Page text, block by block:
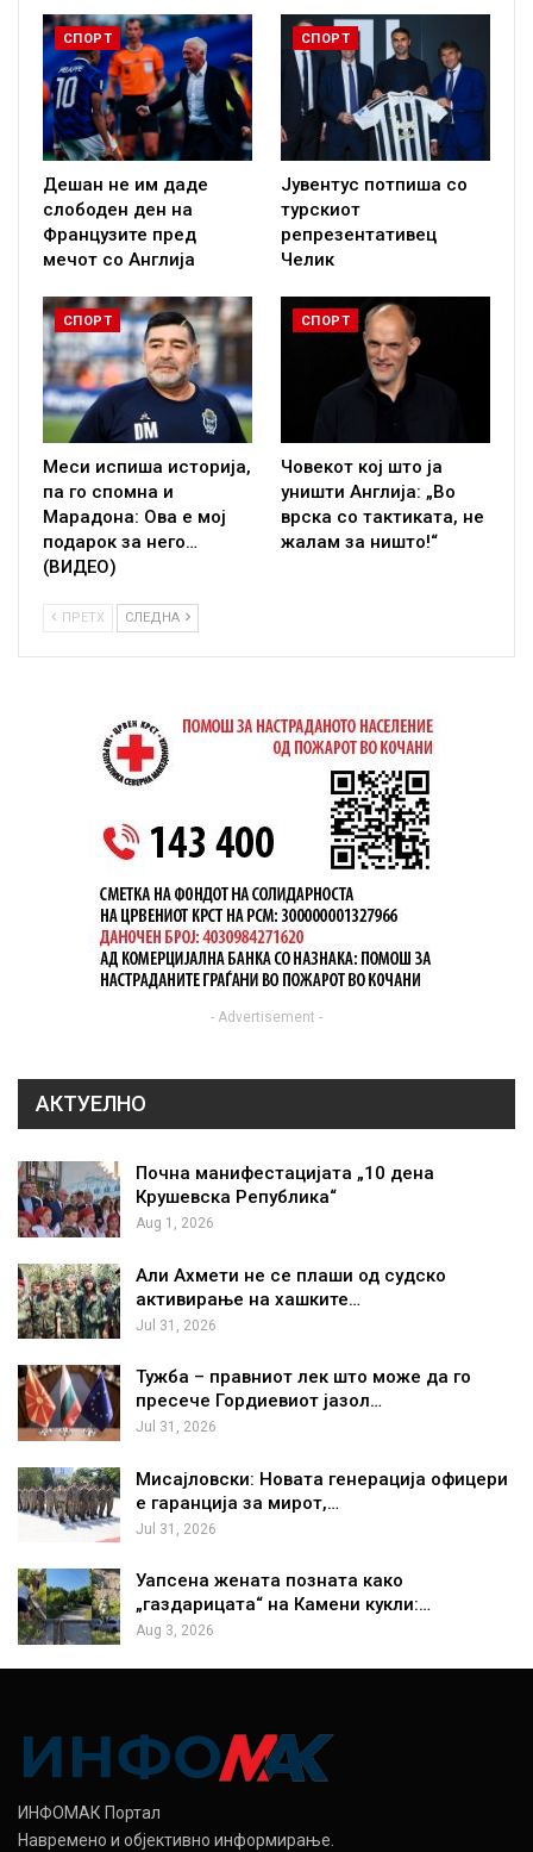
СПОРТ
Дешан не им даде
слободен ден на
Французите пред
мечот со Англија
СПОРТ
Јувентус потпиша со
турскиот
репрезентативец
Челик
СПОРТ
Меси испиша историја,
па го спомна и
Марадона: Ова е мој
подарок за него…
(ВИДЕО)
СПОРТ
Човекот кој што ја
уништи Англија: „Во
врска со тактиката, не
жалам за ништо!“
ПРЕТХ СЛЕДНА
- Advertisement -
АКТУЕЛНО
Почна манифестацијата „10 дена
Крушевска Република“
Aug 1, 2026
Али Ахмети не се плаши од судско
активирање на хашките…
Jul 31, 2026
Тужба – правниот лек што може да го
пресече Гордиевиот јазол…
Jul 31, 2026
Мисајловски: Новата генерација офицери
е гаранција за мирот,…
Jul 31, 2026
Уапсена жената позната како
„газдарицата“ на Камени кукли:…
Aug 3, 2026
ИНФОМАК Портал
Навремено и објективно информирање.